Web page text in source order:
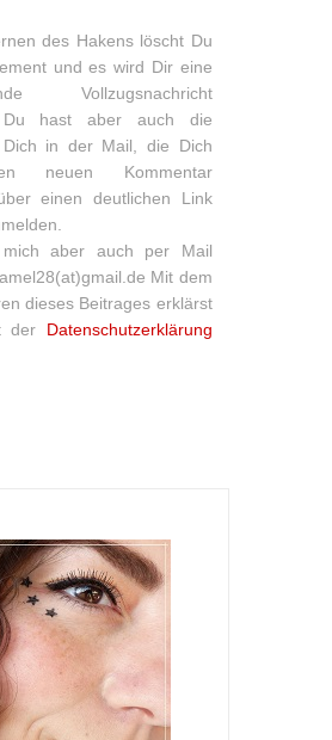
des Hakens löscht Du
und es wird Dir eine
Vollzugsnachricht
Du hast aber auch die
Dich in der Mail, die Dich
neuen Kommentar
einen deutlichen Link
aber auch per Mail
Mit dem
dieses Beitrages erklärst
der Datenschutzerklärung